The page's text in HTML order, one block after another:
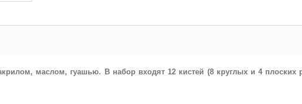
маслом, гуашью. В набор входят 12 кистей (8 круглых и 4 плоских